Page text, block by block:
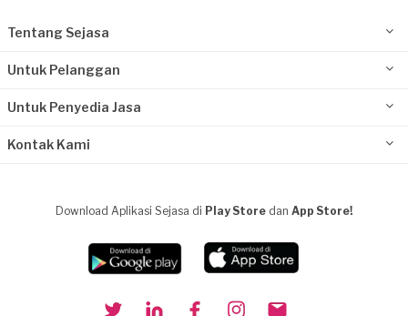
Tentang Sejasa
Untuk Pelanggan
Untuk Penyedia Jasa
Kontak Kami
Download Aplikasi Sejasa di Play Store dan App Store!